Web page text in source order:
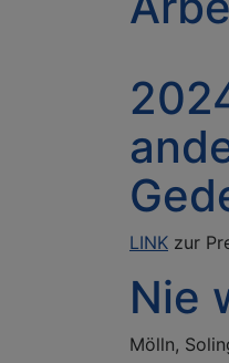
LINK zur
Nie
Mölln,